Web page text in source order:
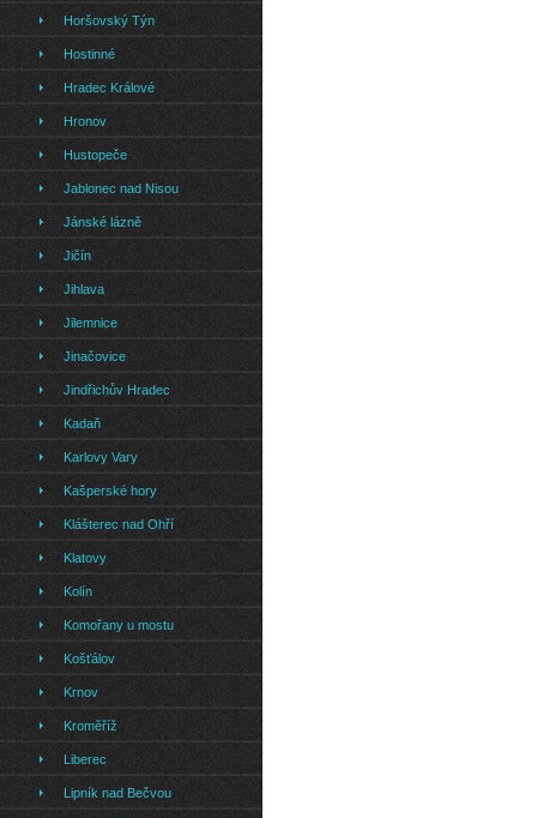
Horšovský Týn
Hostinné
Hradec Králové
Hronov
Hustopeče
Jablonec nad Nisou
Jánské lázně
Jičín
Jihlava
Jilemnice
Jinačovice
Jindřichův Hradec
Kadaň
Karlovy Vary
Kašperské hory
Klášterec nad Ohří
Klatovy
Kolín
Komořany u mostu
Košťálov
Krnov
Kroměříž
Liberec
Lipník nad Bečvou